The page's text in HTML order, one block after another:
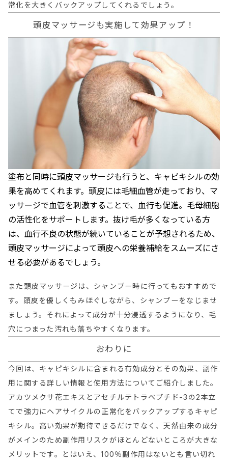
常化を大きくバックアップしてくれるでしょう。
頭皮マッサージも実施して効果アップ！
塗布と同時に頭皮マッサージも行うと、キャピキシルの効
果を高めてくれます。頭皮には毛細血管が走っており、マ
ッサージで血管を刺激することで、血行も促進。毛母細胞
の活性化をサポートします。抜け毛が多くなっている方
は、血行不良の状態が続いていることが予想されるため、
頭皮マッサージによって頭皮への栄養補給をスムーズにさ
せる必要があるでしょう。
また頭皮マッサージは、シャンプー時に行ってもおすすめで
す。頭皮を優しくもみほぐしながら、シャンプーをなじませ
ましょう。それによって成分が十分浸透するようになり、毛
穴につまった汚れも落ちやすくなります。
おわりに
今回は、キャピキシルに含まれる有効成分とその効果、副作
用に関する詳しい情報と使用方法についてご紹介しました。
アカツメクサ花エキスとアセチルテトラペプチド-3の2本立
てで強力にヘアサイクルの正常化をバックアップするキャピ
キシル。高い効果が期待できるだけでなく、天然由来の成分
がメインのため副作用リスクがほとんどないところが大きな
メリットです。
とはいえ、100％副作用はないとも言い切れ